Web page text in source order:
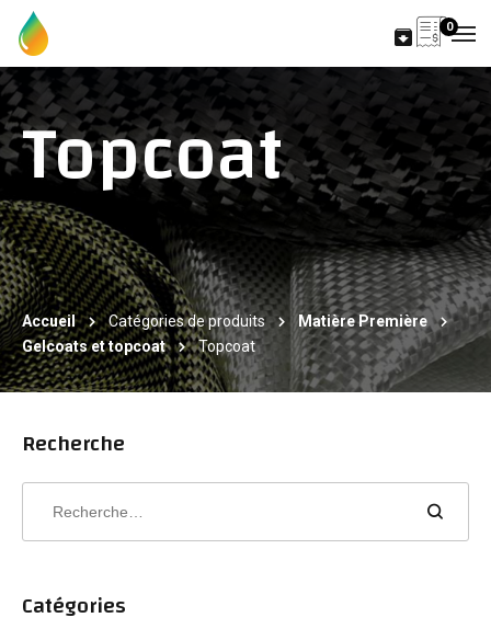
0
Topcoat
Accueil Catégories de produits
Matière Première
Gelcoats et topcoat
Topcoat
Recherche
Catégories